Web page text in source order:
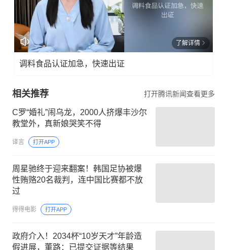
了解详情
调料食品认证加急，快速出证
相关推荐 打开腾讯新闻查看更多
C罗“婚礼”闹乌龙，2000人挤爆丰沙尔
教堂外，真新娘哭笑不得
译言 打开APP
周星驰终于迎来翻案！韩国足协被爆
性贿赂20名裁判，连中国比赛都不放
过
得得电影 打开APP
政府介入！2034杯“10岁天才”年龄造
假进展，董路：已提交证据等结果